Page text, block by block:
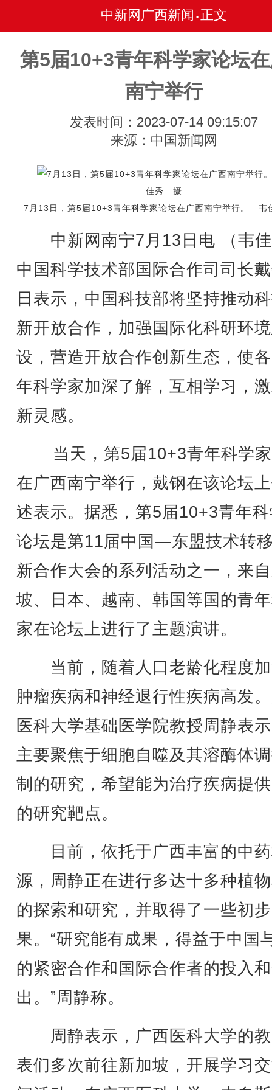
中新网广西新闻 • 正文
第5届10+3青年科学家论坛
南宁举行
发表时间：2023-07-14 09:15:07
来源：中国新闻网
7月13日，第5届10+3青年科学家论坛在广西南宁举行。
中新网南宁7月13日电 （韦
中国科学技术部国际合作司司长
日表示，中国科技部将坚持推动
新开放合作，加强国际化科研环
设，营造开放合作创新生态，使
年科学家加深了解，互相学习，
新灵感。
当天，第5届10+3青年科学
在广西南宁举行，戴钢在该论坛
述表示。据悉，第5届10+3青年
论坛是第11届中国—东盟技术转
新合作大会的系列活动之一，来
坡、日本、越南、韩国等国的青
家在论坛上进行了主题演讲。
当前，随着人口老龄化程度
肿瘤疾病和神经退行性疾病高发
医科大学基础医学院教授周静表
主要聚焦于细胞自噬及其溶酶体
制的研究，希望能为治疗疾病提
的研究靶点。
目前，依托于广西丰富的中
源，周静正在进行多达十多种植
的探索和研究，并取得了一些初
果。“研究能有成果，得益于中国
的紧密合作和国际合作者的投入
出。”周静称。
周静表示，广西医科大学的
表们多次前往新加坡，开展学习